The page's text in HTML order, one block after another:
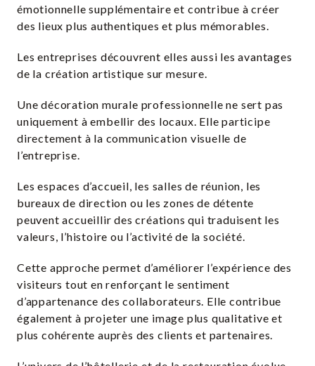
émotionnelle supplémentaire et contribue à créer
des lieux plus authentiques et plus mémorables.
Les entreprises découvrent elles aussi les avantages
de la création artistique sur mesure.
Une décoration murale professionnelle ne sert pas
uniquement à embellir des locaux. Elle participe
directement à la communication visuelle de
l’entreprise.
Les espaces d’accueil, les salles de réunion, les
bureaux de direction ou les zones de détente
peuvent accueillir des créations qui traduisent les
valeurs, l’histoire ou l’activité de la société.
Cette approche permet d’améliorer l’expérience des
visiteurs tout en renforçant le sentiment
d’appartenance des collaborateurs. Elle contribue
également à projeter une image plus qualitative et
plus cohérente auprès des clients et partenaires.